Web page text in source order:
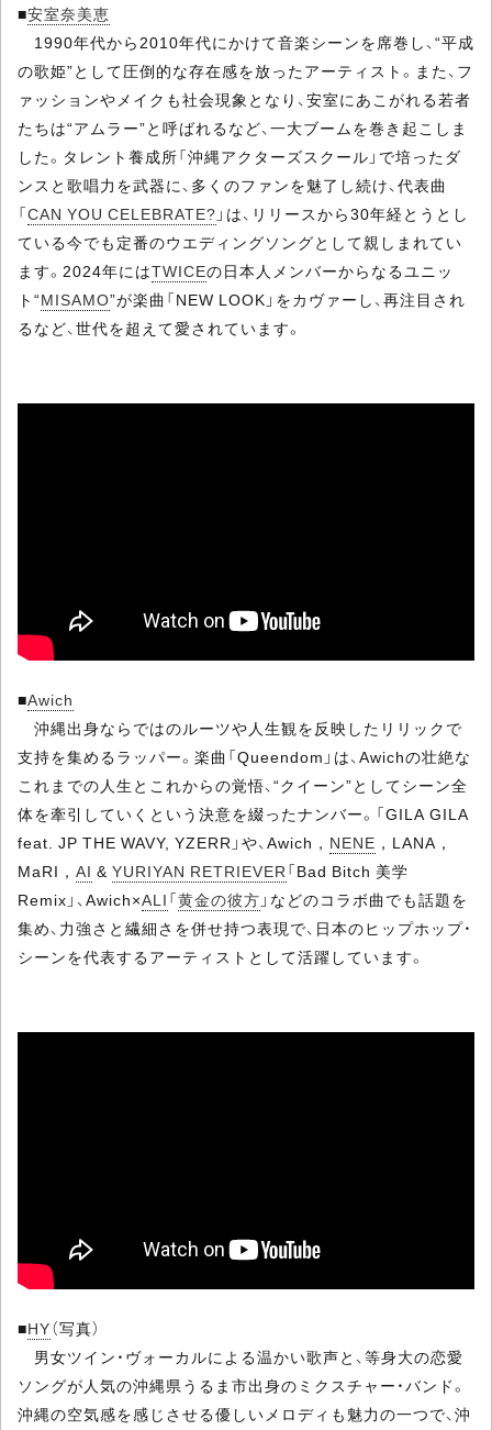
■安室奈美恵
1990年代から2010年代にかけて音楽シーンを席巻し、“平成
の歌姫”として圧倒的な存在感を放ったアーティスト。また、フ
ァッションやメイクも社会現象となり、安室にあこがれる若者
たちは“アムラー”と呼ばれるなど、一大ブームを巻き起こしま
した。タレント養成所「沖縄アクターズスクール」で培ったダ
ンスと歌唱力を武器に、多くのファンを魅了し続け、代表曲
「CAN YOU CELEBRATE? 」は、リリースから30年経とうとし
ている今でも定番のウエディングソングとして親しまれてい
ます。2024年にはTWICEの日本人メンバーからなるユニッ
ト“MISAMO”が楽曲「NEW LOOK」をカヴァーし、再注目され
るなど、世代を超えて愛されています。
■Awich
沖縄出身ならではのルーツや人生観を反映したリリックで
支持を集めるラッパー。楽曲「Queendom」は、Awichの壮絶な
これまでの人生とこれからの覚悟、“クイーン”としてシーン全
体を牽引していくという決意を綴ったナンバー。「GILA GILA
feat. JP THE WAVY, YZERR」や、Awich， NENE ，LANA，
MaRI， AI & YURIYAN RETRIEVER「Bad Bitch 美学
Remix」、Awich×ALI 「黄金の彼方 」などのコラボ曲でも話題を
集め、力強さと繊細さを併せ持つ表現で、日本のヒップホップ・
シーンを代表するアーティストとして活躍しています。
■HY（写真）
男女ツイン・ヴォーカルによる温かい歌声と、等身大の恋愛
ソングが人気の沖縄県うるま市出身のミクスチャー・バンド。
沖縄の空気感を感じさせる優しいメロディも魅力の一つで、沖